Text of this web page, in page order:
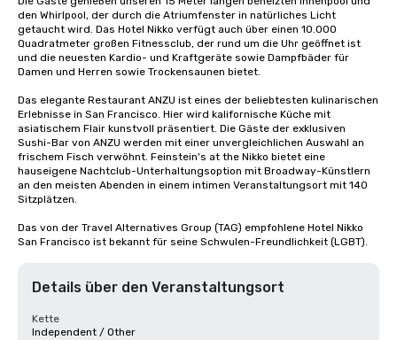
den Whirlpool, der durch die Atriumfenster in natürliches Licht
getaucht wird. Das Hotel Nikko verfügt auch über einen 10.000
Quadratmeter großen Fitnessclub, der rund um die Uhr geöffnet ist
und die neuesten Kardio- und Kraftgeräte sowie Dampfbäder für
Damen und Herren sowie Trockensaunen bietet.
Das elegante Restaurant ANZU ist eines der beliebtesten kulinarischen
Erlebnisse in San Francisco. Hier wird kalifornische Küche mit
asiatischem Flair kunstvoll präsentiert. Die Gäste der exklusiven
Sushi-Bar von ANZU werden mit einer unvergleichlichen Auswahl an
frischem Fisch verwöhnt. Feinstein's at the Nikko bietet eine
hauseigene Nachtclub-Unterhaltungsoption mit Broadway-Künstlern
an den meisten Abenden in einem intimen Veranstaltungsort mit 140
Sitzplätzen.
Das von der Travel Alternatives Group (TAG) empfohlene Hotel Nikko
San Francisco ist bekannt für seine Schwulen-Freundlichkeit (LGBT).
Details über den Veranstaltungsort
Kette
Independent / Other